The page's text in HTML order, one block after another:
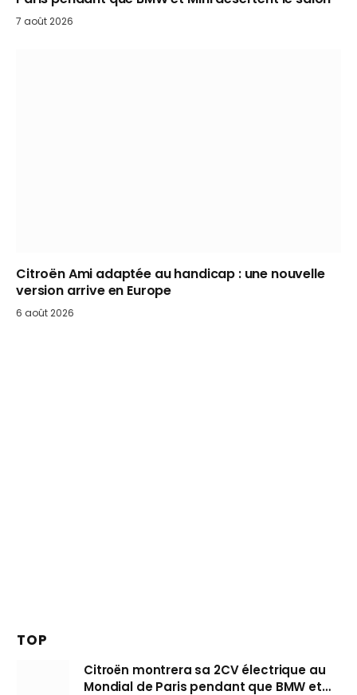
7 août 2026
Citroën Ami adaptée au handicap : une nouvelle
version arrive en Europe
6 août 2026
TOP
Citroën montrera sa 2CV électrique au
Mondial de Paris pendant que BMW et